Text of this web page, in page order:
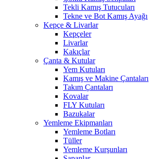
Tekli Kamış Tutucuları
Tekne ve Bot Kamış Ayağı
Kepçe & Livarlar
Kepçeler
Livarlar
Kakıçlar
Çanta & Kutular
Yem Kutuları
Kamış ve Makine Çantaları
Takım Çantaları
Kovalar
FLY Kutuları
Bazukalar
Yemleme Ekipmanları
Yemleme Botları
Tüller
Yemleme Kurşunları